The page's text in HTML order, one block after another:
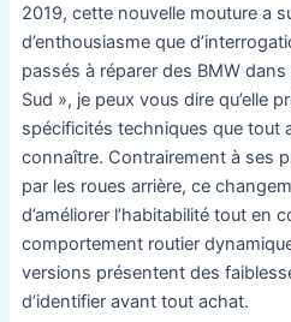
2019, cette nouvelle mouture a
d’enthousiasme que
passés à réparer des BMW
Sud », je peux vous dire qu’elle
spécificités techniques que tout
connaître. Contrairement à ses
par les roues arrière, ce
d’améliorer l’habitabilité tout en
comportement routier
versions présentent des
d’identifier avant tout achat.